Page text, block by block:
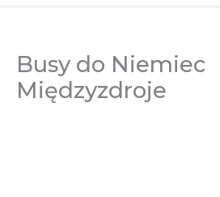
Busy do Niemiec
Międzyzdroje